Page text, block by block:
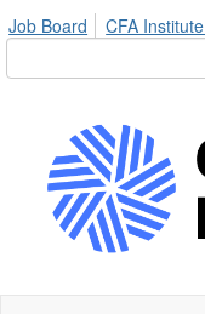
Job Board CFA Institute